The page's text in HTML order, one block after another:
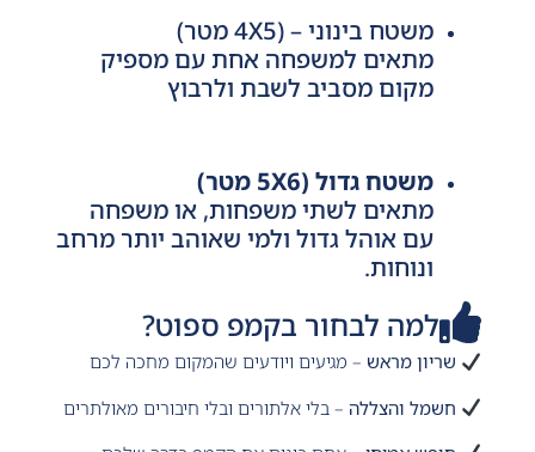
משטח בינוני – (4X5 מטר)
מתאים למשפחה אחת עם מספיק
מקום מסביב לשבת ולרבוץ
משטח גדול (5X6 מטר)
מתאים לשתי משפחות, או משפחה
עם אוהל גדול ולמי שאוהב יותר מרחב
ונוחות.
למה לבחור בקמפ ספוט?
שריון מראש – מגיעים ויודעים שהמקום מחכה לכם
חשמל והצללה – בלי אלתורים ובלי חיבורים מאולתרים